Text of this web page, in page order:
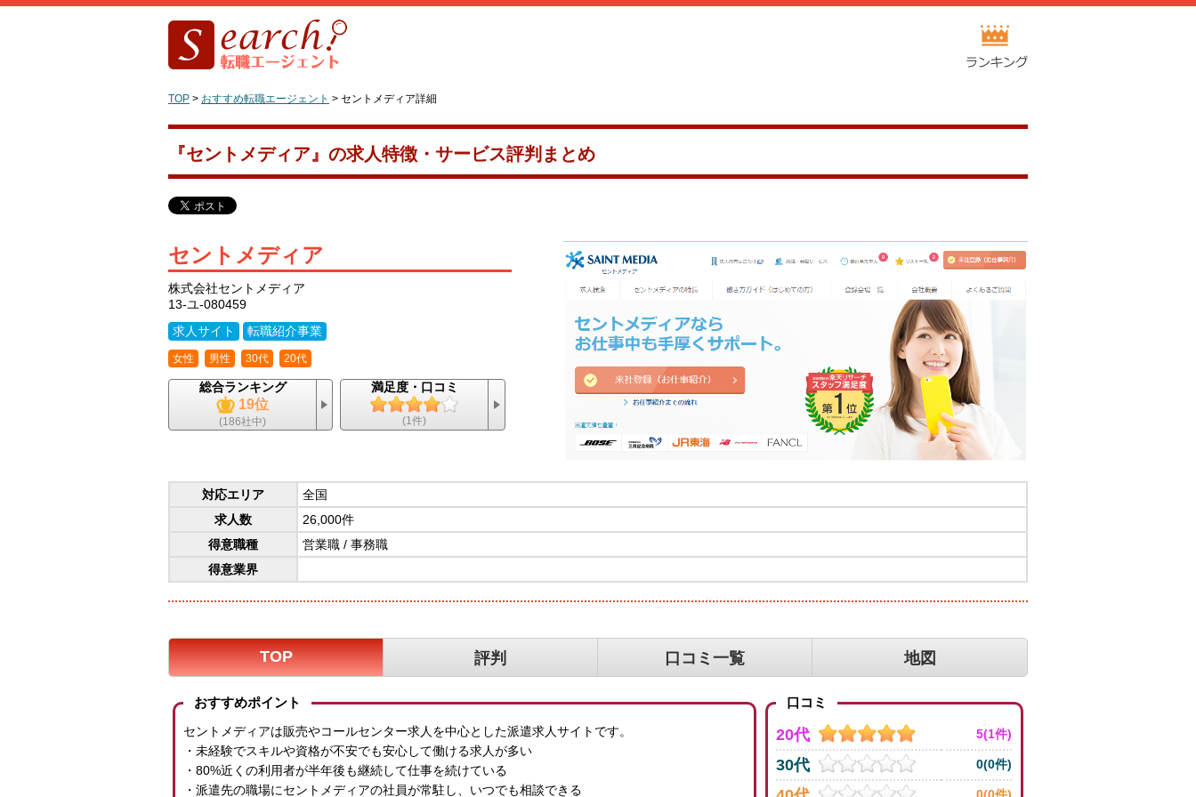
TOP > おすすめ転職エージェント > セントメディア詳細
『セントメディア』の求人特徴・サービス評判まとめ
セントメディア
株式会社セントメディア
13-ユ-080459
求人サイト
転職紹介事業
女性 男性 30代 20代
総合ランキング
19位
(186社中)
満足度・口コミ
(1件)
対応エリア
全国
求人数
26,000件
得意職種
営業職 / 事務職
得意業界
TOP 評判 口コミ一覧 地図
おすすめポイント
セントメディアは販売やコールセンター求人を中心とした派遣求人サイトです。
・未経験でスキルや資格が不安でも安心して働ける求人が多い
・80%近くの利用者が半年後も継続して仕事を続けている
・派遣先の職場にセントメディアの社員が常駐し、いつでも相談できる
口コミ
20代 5(1件)
30代 0(0件)
0(0件)